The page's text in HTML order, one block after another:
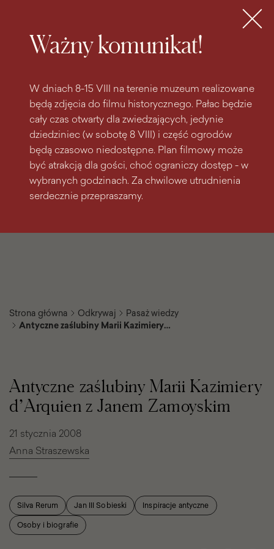
Ważny komunikat!
W dniach 8-15 VIII na terenie muzeum realizowane
będą zdjęcia do filmu historycznego. Pałac będzie
cały czas otwarty dla zwiedzających, jedynie
dziedziniec (w sobotę 8 VIII) i część ogrodów
będą czasowo niedostępne. Plan filmowy może
być atrakcją dla gości, choć ograniczy dostęp - w
wybranych godzinach. Za chwilowe utrudnienia
serdecznie przepraszamy.
MENU
Strona główna Odkrywaj
Pasaż wiedzy
Antyczne zaślubiny Marii Kazimiery
Marii
Kazimiery
d’Arquien
z
Zamoyskim
Antyczne zaślubiny Marii Kazimiery
d’Arquien z Janem Zamoyskim
21 stycznia 2008
Anna Straszewska
Silva Rerum Jan III Sobieski
Inspiracje antyczne
Osoby i biografie